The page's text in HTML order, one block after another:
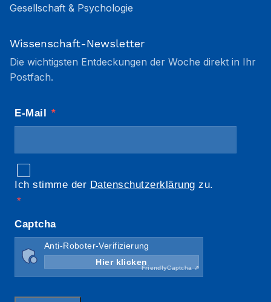
Gesellschaft & Psychologie
Wissenschaft-Newsletter
Die wichtigsten Entdeckungen der Woche direkt in Ihr
Postfach.